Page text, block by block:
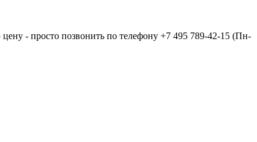
- просто позвонить по телефону +7 495 789-42-15 (Пн-